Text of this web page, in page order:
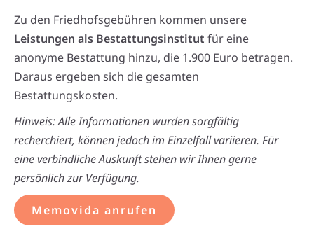
Zu den Friedhofsgebühren kommen unsere
Leistungen als Bestattungsinstitut für eine
anonyme Bestattung hinzu, die 1.900 Euro betragen.
Daraus ergeben sich die gesamten
Bestattungskosten.
Hinweis: Alle Informationen wurden sorgfältig
recherchiert, können jedoch im Einzelfall variieren. Für
eine verbindliche Auskunft stehen wir Ihnen gerne
persönlich zur Verfügung.
Memovida anrufen